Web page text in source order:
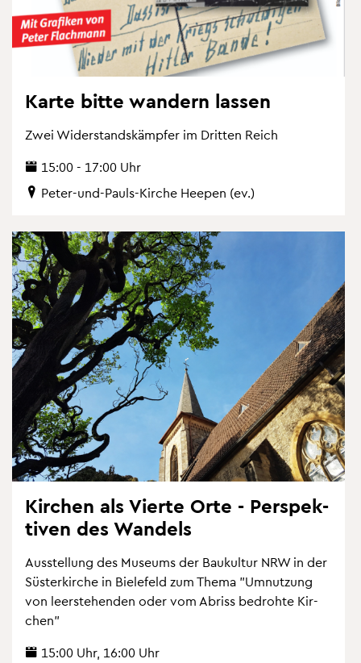
Karte bitte wan­dern las­sen
Zwei Wi­der­stands­kämp­fer im Drit­ten Reich
15:00 - 17:00 Uhr
Peter-und-Pauls-Kir­che Hee­pen (ev.)
Kir­chen als Vier­te Orte - Per­spek­
ti­ven des Wan­dels
Aus­stel­lung des Mu­se­ums der Bau­kul­tur NRW in der
Süs­ter­kir­che in Bie­le­feld zum Thema "Um­nut­zung
von leer­ste­hen­den oder vom Ab­riss be­droh­te Kir­
chen"
15:00 Uhr, 16:00 Uhr